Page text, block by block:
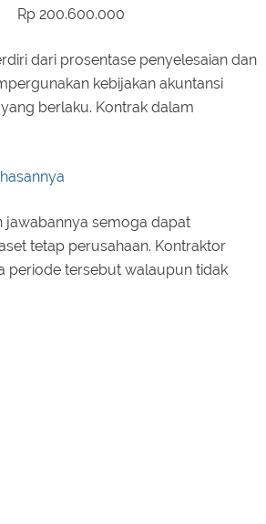
Rp 200.600.000
dari prosentase penyelesaian dan
kebijakan akuntansi
berlaku. Kontrak dalam
jawabannya semoga dapat
tetap perusahaan. Kontraktor
periode tersebut walaupun tidak